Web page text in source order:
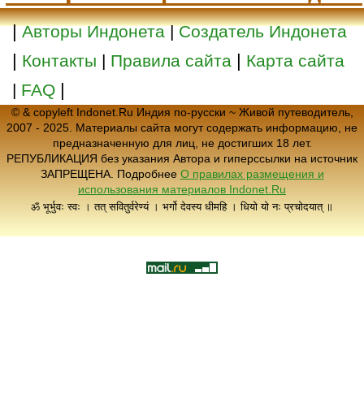
|Авторы Индонета|Создатель Индонета
| Контакты | Правила сайта | Карта сайта
| FAQ |
© & copyleft Indonet.Ru Индия по-русски ~ Живой путеводитель,
2007 - 2025. Материалы сайта могут содержать информацию, не
предназначенную для лиц, не достигших 18 лет.
РЕПУБЛИКАЦИЯ без указания Автора и гиперссылки на источник
ЗАПРЕЩЕНА. Подробнее О правилах размещения и
использования материалов Indonet.Ru
ॐ भूर्भुवः स्वः । तत् सवितुर्वरेण्यं । भर्गो देवस्य धीमहि । धियो यो नः प्रचोदयात् ॥